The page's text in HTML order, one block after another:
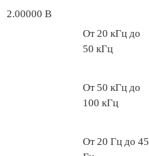
2.00000 В
От 20 кГц до
50 кГц
От 50 кГц до
100 кГц
От 20 Гц до 45